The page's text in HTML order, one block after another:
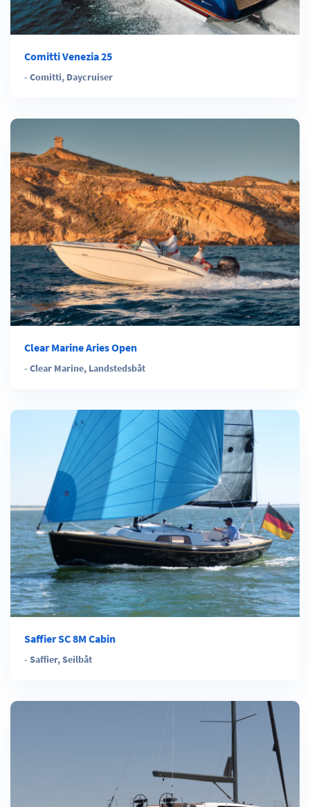
Comitti Venezia 25
- Comitti, Daycruiser
Clear Marine Aries Open
- Clear Marine, Landstedsbåt
Saffier SC 8M Cabin
- Saffier,Seilbåt